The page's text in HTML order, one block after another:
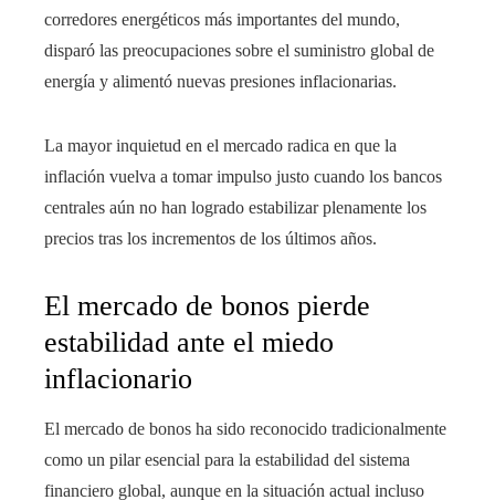
corredores energéticos más importantes del mundo,
disparó las preocupaciones sobre el suministro global de
energía y alimentó nuevas presiones inflacionarias.
La mayor inquietud en el mercado radica en que la
inflación vuelva a tomar impulso justo cuando los bancos
centrales aún no han logrado estabilizar plenamente los
precios tras los incrementos de los últimos años.
El mercado de bonos pierde
estabilidad ante el miedo
inflacionario
El mercado de bonos ha sido reconocido tradicionalmente
como un pilar esencial para la estabilidad del sistema
financiero global, aunque en la situación actual incluso